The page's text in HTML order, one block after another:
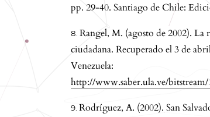
pp. 29-40. Santiago de Chile:
Rangel, M. (agosto de 2002).
ciudadana. Recuperado el 3 de
Venezuela:
http://www.saber.ula.ve/
Rodríguez, A. (2002). San